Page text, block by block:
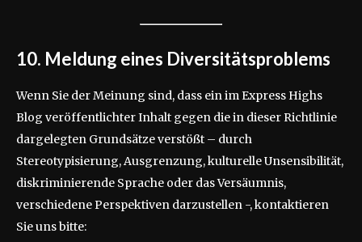
10. Meldung eines Diversitätsproblems
Wenn Sie der Meinung sind, dass ein im Express Highs
Blog veröffentlichter Inhalt gegen die in dieser Richtlinie
dargelegten Grundsätze verstößt – durch
Stereotypisierung, Ausgrenzung, kulturelle Unsensibilität,
diskriminierende Sprache oder das Versäumnis,
verschiedene Perspektiven darzustellen -, kontaktieren
Sie uns bitte: